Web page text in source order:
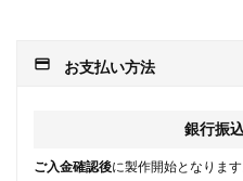
payment お支払い方法
銀行振
ご入金確認後に製作開始となりま